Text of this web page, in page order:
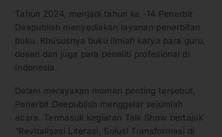
Tahun 2024, menjadi tahun ke -14 Penerbit
Deepublish menyediakan layanan penerbitan
buku. Khususnya buku ilmiah karya para guru,
dosen dan juga para peneliti profesional di
Indonesia.
Dalam merayakan momen penting tersebut,
Penerbit Deepublish menggelar sejumlah
acara. Termasuk kegiatan Talk Show bertajuk
“Revitalisasi Literasi, Solusi Transformasi di